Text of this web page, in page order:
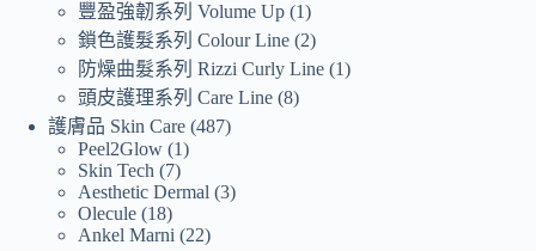
豐盈強韌系列 Volume Up 1
鎖色護髮系列 Colour Line 2
防燥曲髮系列 Rizzi Curly Line 1
頭皮護理系列 Care Line 8
護膚品 Skin Care 487
Peel2Glow 1
Skin Tech 7
Aesthetic Dermal 3
Olecule 18
Ankel Marni 22